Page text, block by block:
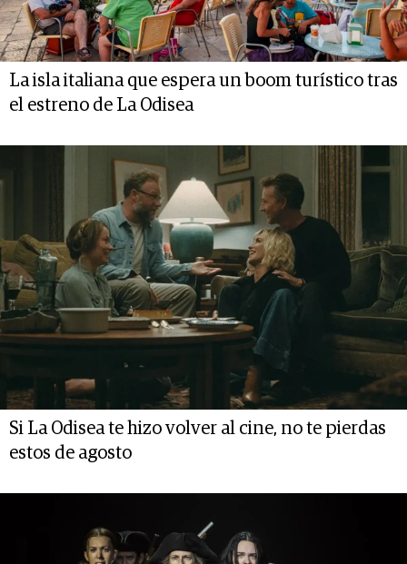
La isla italiana que espera un boom turístico tras
el estreno de La Odisea
Si La Odisea te hizo volver al cine, no te pierdas
estos de agosto